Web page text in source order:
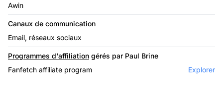
Awin
Canaux de communication
Email, réseaux sociaux
Programmes d'affiliation gérés par Paul Brine
Fanfetch affiliate program
Explorer